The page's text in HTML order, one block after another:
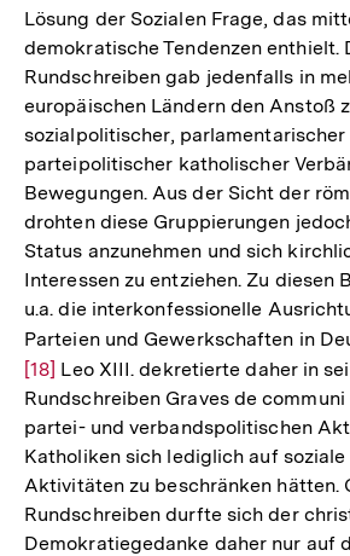
Lösung der Sozialen Frage, das
demokratische Tendenzen enthielt.
Rundschreiben gab jedenfalls in
europäischen Ländern den Anstoß
sozialpolitischer, parlamentarischer
parteipolitischer katholischer
Bewegungen. Aus der Sicht der
drohten diese Gruppierungen
Status anzunehmen und sich
Interessen zu entziehen. Zu diesen
u.a. die interkonfessionelle
Parteien und Gewerkschaften in
[18] Leo XIII. dekretierte daher in
Rundschreiben Graves de communi
partei- und verbandspolitischen
Katholiken sich lediglich auf
Aktivitäten zu beschränken hätten.
Rundschreiben durfte sich der
Demokratiegedanke daher nur auf